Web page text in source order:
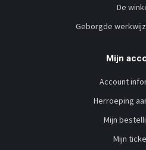
De
Geborgde
Mijn
Account
Herroeping
Mijn
Mijn